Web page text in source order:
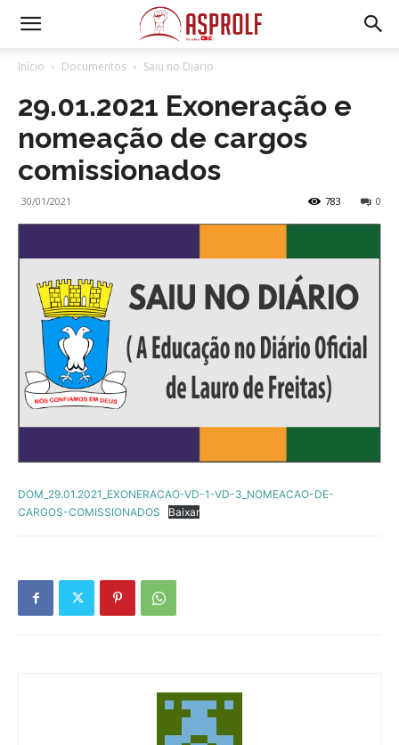
Início Documentos Saiu no Diario
29.01.2021 Exoneração e
nomeação de cargos
comissionados
30/01/2021 0
783
DOM_29.01.2021_EXONERACAO-VD-1-VD-3_NOMEACAO-DE-
CARGOS-COMISSIONADOS
Baixar